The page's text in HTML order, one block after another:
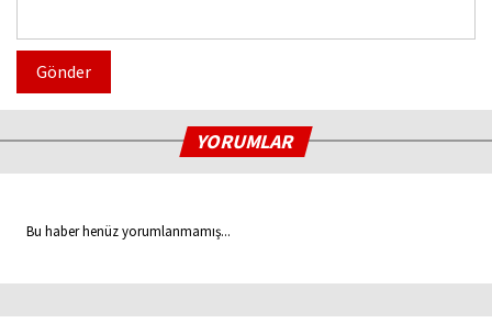
Gönder
YORUMLAR
Bu haber henüz yorumlanmamış...